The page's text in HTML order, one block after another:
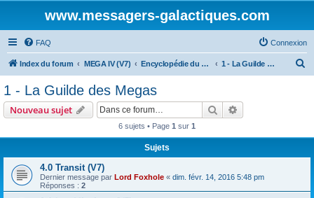
www.messagers-galactiques.com
FAQ Connexion
Index du forum MEGA IV (V7) Encyclopédie du Messager Galactique (V7) 1 - La Guilde des Megas
1 - La Guilde des Megas
Nouveau sujet Rechercher
6 sujets • Page 1 sur 1
Sujets
4.0 Transit (V7)
Dernier message par Lord Foxhole « dim. févr. 14, 2016 5:48 pm
Réponses : 2